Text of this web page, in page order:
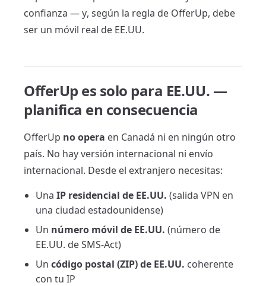
confianza — y, según la regla de OfferUp, debe
ser un móvil real de EE.UU.
OfferUp es solo para EE.UU. —
planifica en consecuencia
OfferUp no opera en Canadá ni en ningún otro
país. No hay versión internacional ni envío
internacional. Desde el extranjero necesitas:
Una IP residencial de EE.UU. (salida VPN en
una ciudad estadounidense)
Un número móvil de EE.UU. (número de
EE.UU. de SMS-Act)
Un código postal (ZIP) de EE.UU. coherente
con tu IP